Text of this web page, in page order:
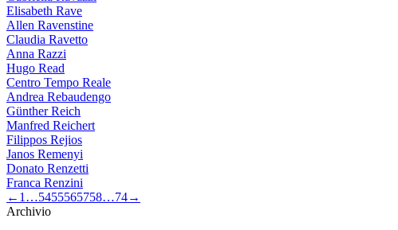
Elisabeth Rave
Allen Ravenstine
Claudia Ravetto
Anna Razzi
Hugo Read
Centro Tempo Reale
Andrea Rebaudengo
Günther Reich
Manfred Reichert
Filippos Rejios
Janos Remenyi
Donato Renzetti
Franca Renzini
← 1 …5455565758…74→
Archivio